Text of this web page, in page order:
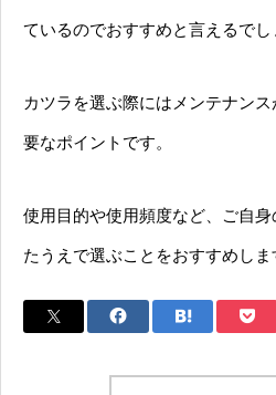
ているのでおすすめと言えるでし
カツラを選ぶ際にはメンテナン
要なポイントです。
使用目的や使用頻度など、ご自
たうえで選ぶことをおすすめしま